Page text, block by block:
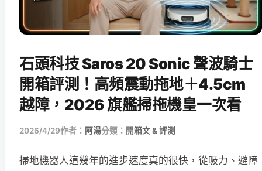
石頭科技 Saros 20 Sonic 聲波騎士
開箱評測！高頻震動拖地＋4.5cm
越障，2026 旗艦掃拖機皇一次看
2026/4/29作者： 阿湯分類： 開箱文 & 評測
掃地機器人這幾年的進步速度真的很快，從吸力、避障